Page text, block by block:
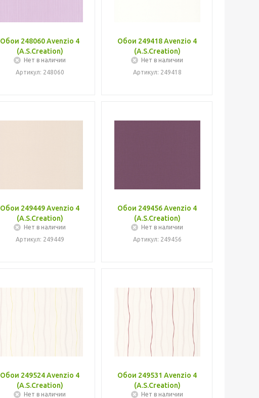
Обои 248060 Avenzio 4
(A.S.Creation)
Нет в наличии
Артикул: 248060
Обои 249418 Avenzio 4
(A.S.Creation)
Нет в наличии
Артикул: 249418
Обои 249449 Avenzio 4
(A.S.Creation)
Нет в наличии
Артикул: 249449
Обои 249456 Avenzio 4
(A.S.Creation)
Нет в наличии
Артикул: 249456
Обои 249524 Avenzio 4
(A.S.Creation)
Нет в наличии
Обои 249531 Avenzio 4
(A.S.Creation)
Нет в наличии